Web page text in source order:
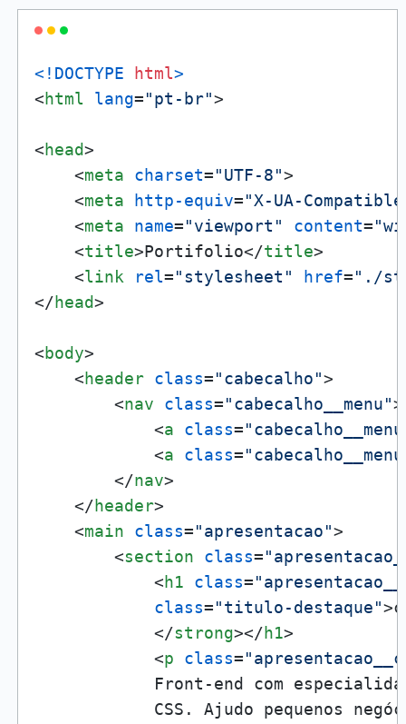
<!DOCTYPE html>
<html lang="pt-br">
<head>
<meta charset="UTF-8">
<meta http-equiv="X-UA-
<meta name="viewport" content=
<title>Portifolio</title>
<link rel="stylesheet" href="./
</head>
<body>
<header class="cabecalho">
<nav class="cabecalho__menu">
<a class=
<a class=
</nav>
</header>
<main class="apresentacao">
<section class=
<h1 class=
class="titulo-destaque">
</strong></h1>
<p class=
Front-end com
CSS. Ajudo pequenos